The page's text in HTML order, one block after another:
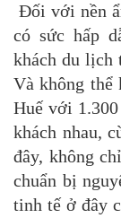
Đối với nền
có sức hấp
khách du lịch
Và không thể
Huế với
khách nhau,
đây, không
chuẩn bị
tinh tế ở đây